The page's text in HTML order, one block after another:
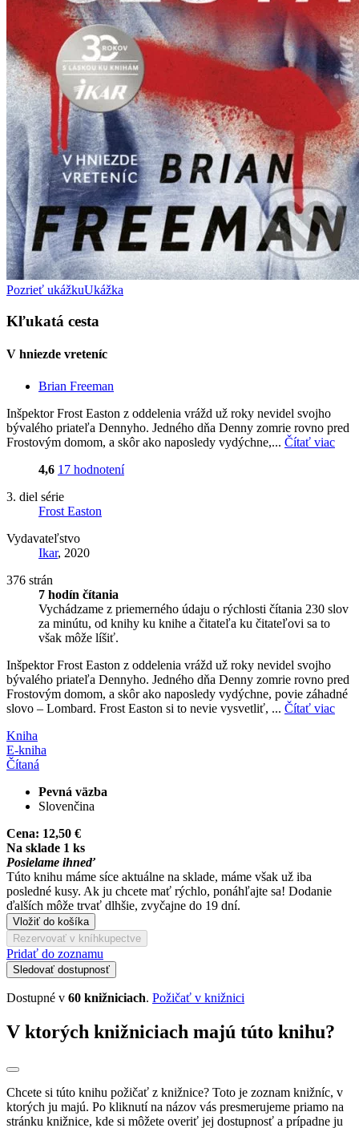
Pozrieť ukážkuUkážka
Kľukatá cesta
V hniezde vreteníc
Brian Freeman
Inšpektor Frost Easton z oddelenia vrážd už roky nevidel svojho
bývalého priateľa Dennyho. Jedného dňa Denny zomrie rovno pred
Frostovým domom, a skôr ako naposledy vydýchne,... Čítať viac
4,6 17 hodnotení
3. diel série
Frost Easton
Vydavateľstvo
Ikar, 2020
376 strán
7 hodín čítania
Vychádzame z priemerného údaju o rýchlosti čítania 230 slov
za minútu, od knihy ku knihe a čitateľa ku čitateľovi sa to
však môže líšiť.
Inšpektor Frost Easton z oddelenia vrážd už roky nevidel svojho
bývalého priateľa Dennyho. Jedného dňa Denny zomrie rovno pred
Frostovým domom, a skôr ako naposledy vydýchne, povie záhadné
slovo – Lombard. Frost Easton si to nevie vysvetliť, ... Čítať viac
Kniha
E-kniha
Čítaná
Pevná väzba
Slovenčina
Cena: 12,50 €
Na sklade 1 ks
Posielame ihneď
Túto knihu máme síce aktuálne na sklade, máme však už iba
posledné kusy. Ak ju chcete mať rýchlo, ponáhľajte sa! Dodanie
ďalších môže trvať dlhšie, zvyčajne do 19 dní.
Vložiť do košíka
Rezervovať v kníhkupectve
Pridať do zoznamu
Sledovať dostupnosť
Dostupné v 60 knižniciach. Požičať v knižnici
V ktorých knižniciach majú túto knihu?
Chcete si túto knihu požičať z knižnice? Toto je zoznam knižníc, v
ktorých ju majú. Po kliknutí na názov vás presmerujeme priamo na
stránku knižnice, kde si môžete overiť jej dostupnosť a prípadne ju